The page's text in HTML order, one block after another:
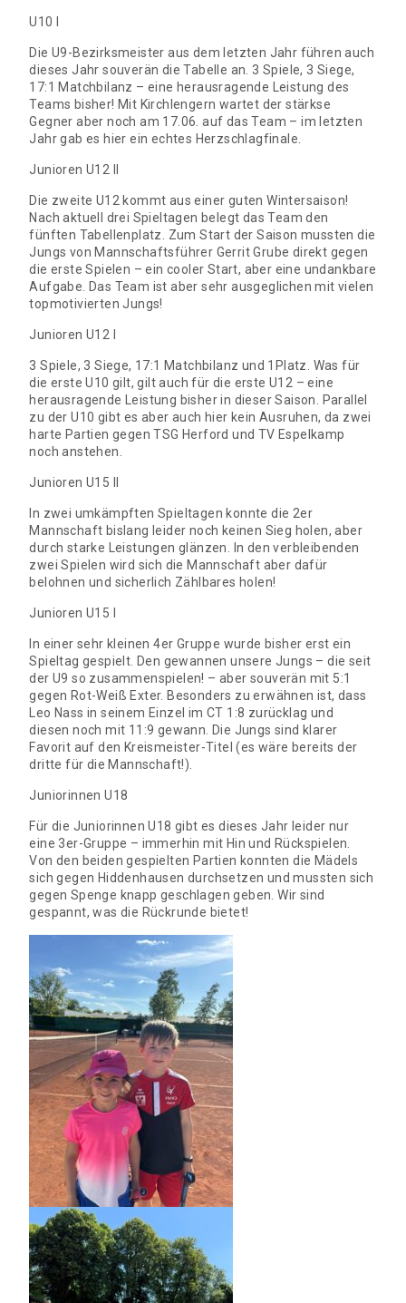
U10 I
Die U9-Bezirksmeister aus dem letzten Jahr führen auch
dieses Jahr souverän die Tabelle an. 3 Spiele, 3 Siege,
17:1 Matchbilanz – eine herausragende Leistung des
Teams bisher! Mit Kirchlengern wartet der stärkse
Gegner aber noch am 17.06. auf das Team – im letzten
Jahr gab es hier ein echtes Herzschlagfinale.
Junioren U12 II
Die zweite U12 kommt aus einer guten Wintersaison!
Nach aktuell drei Spieltagen belegt das Team den
fünften Tabellenplatz. Zum Start der Saison mussten die
Jungs von Mannschaftsführer Gerrit Grube direkt gegen
die erste Spielen – ein cooler Start, aber eine undankbare
Aufgabe. Das Team ist aber sehr ausgeglichen mit vielen
topmotivierten Jungs!
Junioren U12 I
3 Spiele, 3 Siege, 17:1 Matchbilanz und 1Platz. Was für
die erste U10 gilt, gilt auch für die erste U12 – eine
herausragende Leistung bisher in dieser Saison. Parallel
zu der U10 gibt es aber auch hier kein Ausruhen, da zwei
harte Partien gegen TSG Herford und TV Espelkamp
noch anstehen.
Junioren U15 II
In zwei umkämpften Spieltagen konnte die 2er
Mannschaft bislang leider noch keinen Sieg holen, aber
durch starke Leistungen glänzen. In den verbleibenden
zwei Spielen wird sich die Mannschaft aber dafür
belohnen und sicherlich Zählbares holen!
Junioren U15 I
In einer sehr kleinen 4er Gruppe wurde bisher erst ein
Spieltag gespielt. Den gewannen unsere Jungs – die seit
der U9 so zusammenspielen! – aber souverän mit 5:1
gegen Rot-Weiß Exter. Besonders zu erwähnen ist, dass
Leo Nass in seinem Einzel im CT 1:8 zurücklag und
diesen noch mit 11:9 gewann. Die Jungs sind klarer
Favorit auf den Kreismeister-Titel (es wäre bereits der
dritte für die Mannschaft!).
Juniorinnen U18
Für die Juniorinnen U18 gibt es dieses Jahr leider nur
eine 3er-Gruppe – immerhin mit Hin und Rückspielen.
Von den beiden gespielten Partien konnten die Mädels
sich gegen Hiddenhausen durchsetzen und mussten sich
gegen Spenge knapp geschlagen geben. Wir sind
gespannt, was die Rückrunde bietet!